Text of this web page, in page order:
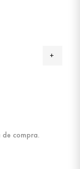
compra.